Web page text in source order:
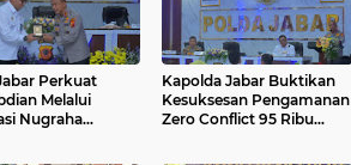
Perkuat
Melalui
Nugraha
Kapolda Jabar Buktikan
Kesuksesan Pengamanan
Zero Conflict 95 Ribu